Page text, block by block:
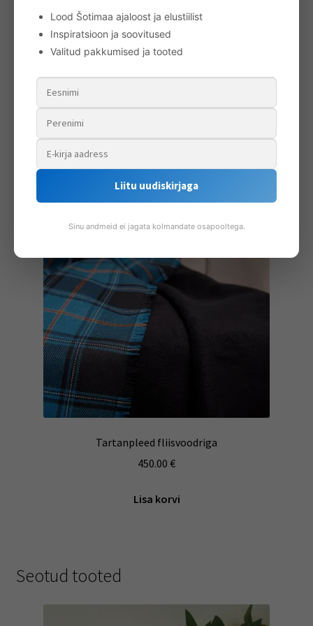
Lisa korvi
Tartanpleed fliisvoodriga
450.00 €
Lisa korvi
Seotud tooted
Lood Šotimaa ajaloost ja elustiilist
Inspiratsioon ja soovitused
Valitud pakkumised ja tooted
Liitu uudiskirjaga
Sinu andmeid ei jagata kolmandate osapooltega.